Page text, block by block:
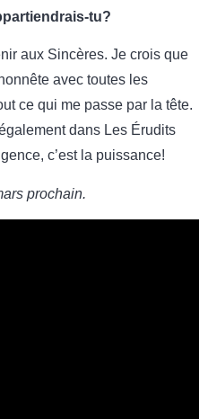
tu?
aux Sincères. Je crois que
avec toutes les
ce qui me passe par la tête.
dans Les Érudits
c’est la puissance!
prochain.